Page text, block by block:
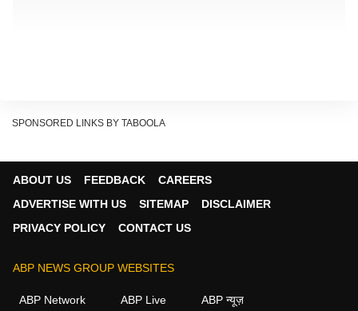
BYD फिलहाल भारत में केवल इलेक्ट्रिक गाड़ियां बेचती है, लेकिन
प्लग-इन हाइब्रिड यानी PHEV तकनीक में पेट्रोल इंजन और
SPONSORED LINKS BY TABOOLA
ABOUT US FEEDBACK
CAREERS
ADVERTISE WITH US
SITEMAP
DISCLAIMER
PRIVACY POLICY
CONTACT US
ABP NEWS GROUP WEBSITES
ABP Network ABP Live ABP न्यूज़